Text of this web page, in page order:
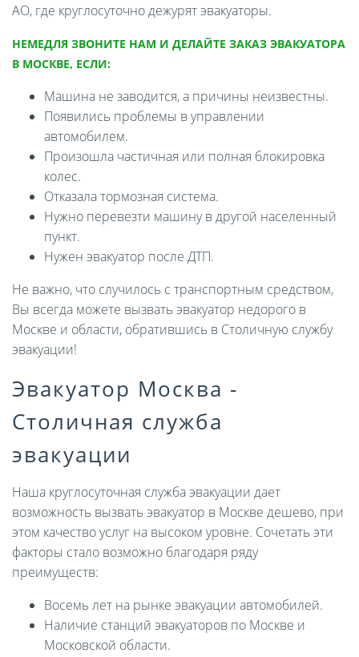
АО, где круглосуточно дежурят эвакуаторы.
НЕМЕДЛЯ ЗВОНИТЕ НАМ И ДЕЛАЙТЕ ЗАКАЗ ЭВАКУАТОРА
В МОСКВЕ, ЕСЛИ:
Машина не заводится, а причины неизвестны.
Появились проблемы в управлении
автомобилем.
Произошла частичная или полная блокировка
колес.
Отказала тормозная система.
Нужно перевезти машину в другой населенный
пункт.
Нужен эвакуатор после ДТП.
Не важно, что случилось с транспортным средством,
Вы всегда можете вызвать эвакуатор недорого в
Москве и области, обратившись в Столичную службу
эвакуации!
Эвакуатор Москва -
Столичная служба
эвакуации
Наша круглосуточная служба эвакуации дает
возможность вызвать эвакуатор в Москве дешево, при
этом качество услуг на высоком уровне. Сочетать эти
факторы стало возможно благодаря ряду
преимуществ:
Восемь лет на рынке эвакуации автомобилей.
Наличие станций эвакуаторов по Москве и
Московской области.